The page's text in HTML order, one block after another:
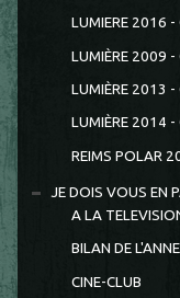
LUMIERE 2016 -
LUMIÈRE 2009 -
LUMIÈRE 2013 -
LUMIÈRE 2014 -
REIMS POLAR
JE DOIS VOUS EN
A LA
BILAN DE
CINE-CLUB